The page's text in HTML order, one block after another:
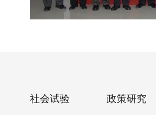
社会试验 政策研究